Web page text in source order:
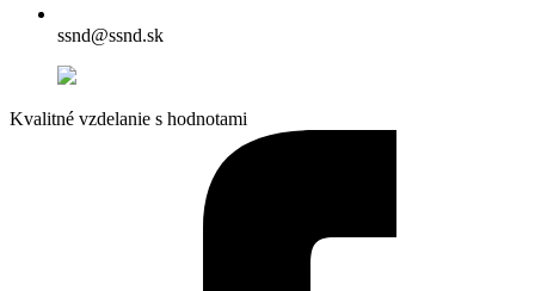
ssnd@ssnd.sk
Kvalitné vzdelanie s hodnotami